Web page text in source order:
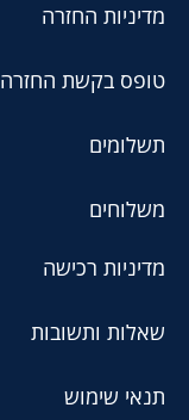
מדיניות החזרה
טופס בקשת החזרה
תשלומים
משלוחים
מדיניות רכישה
שאלות ותשובות
תנאי שימוש